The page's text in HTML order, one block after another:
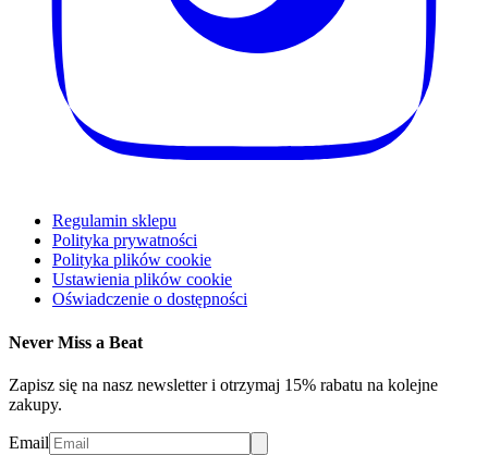
Regulamin sklepu
Polityka prywatności
Polityka plików cookie
Ustawienia plików cookie
Oświadczenie o dostępności
Never Miss a Beat
Zapisz się na nasz newsletter i otrzymaj 15% rabatu na kolejne
zakupy.
Email